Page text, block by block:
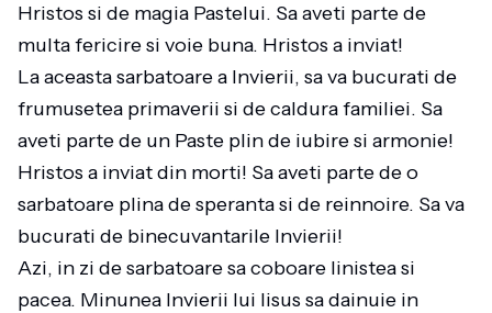
Hristos si de magia Pastelui. Sa aveti parte de
multa fericire si voie buna. Hristos a inviat!
La aceasta sarbatoare a Invierii, sa va bucurati de
frumusetea primaverii si de caldura familiei. Sa
aveti parte de un Paste plin de iubire si armonie!
Hristos a inviat din morti! Sa aveti parte de o
sarbatoare plina de speranta si de reinnoire. Sa va
bucurati de binecuvantarile Invierii!
Azi, in zi de sarbatoare sa coboare linistea si
pacea. Minunea Invierii lui Iisus sa dainuie in